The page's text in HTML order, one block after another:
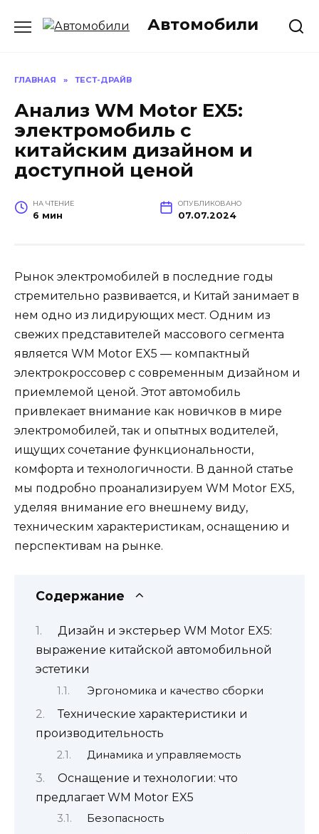
Автомобили
ГЛАВНАЯ » ТЕСТ-ДРАЙВ
Анализ WM Motor EX5:
электромобиль с
китайским дизайном и
доступной ценой
НА ЧТЕНИЕ
6 мин
ОПУБЛИКОВАНО
07.07.2024
Рынок электромобилей в последние годы
стремительно развивается, и Китай занимает в
нем одно из лидирующих мест. Одним из
свежих представителей массового сегмента
является WM Motor EX5 — компактный
электрокроссовер с современным дизайном и
приемлемой ценой. Этот автомобиль
привлекает внимание как новичков в мире
электромобилей, так и опытных водителей,
ищущих сочетание функциональности,
комфорта и технологичности. В данной статье
мы подробно проанализируем WM Motor EX5,
уделяя внимание его внешнему виду,
техническим характеристикам, оснащению и
перспективам на рынке.
Содержание
Дизайн и экстерьер WM Motor EX5:
выражение китайской автомобильной
эстетики
Эргономика и качество сборки
Технические характеристики и
производительность
Динамика и управляемость
Оснащение и технологии: что
предлагает WM Motor EX5
Безопасность